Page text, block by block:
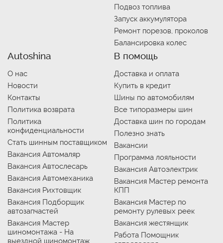
Подвоз топлива
Запуск аккумулятора
Ремонт порезов, проколов
Балансировка колес
Autoshina
О нас
Новости
Контакты
Политика возврата
Политика
конфиденциальности
Стать шинным поставщиком
Вакансия Автомаляр
Вакансия Автослесарь
Вакансия Автомеханика
Вакансия Рихтовщик
Вакансия Подборщик
автозапчастей
Вакансия Мастер
шиномонтажа - На
выездной шиномонтаж
В помощь
Доставка и оплата
Купить в кредит
Шины по автомобилям
Все типоразмеры шин
Доставка шин по городам
Полезно знать
Вакансии
Программа лояльности
Вакансия Автоэлектрик
Вакансия Мастер ремонта
КПП
Вакансия Мастер по
ремонту рулевых реек
Вакансия жестянщик
Работа Помощник